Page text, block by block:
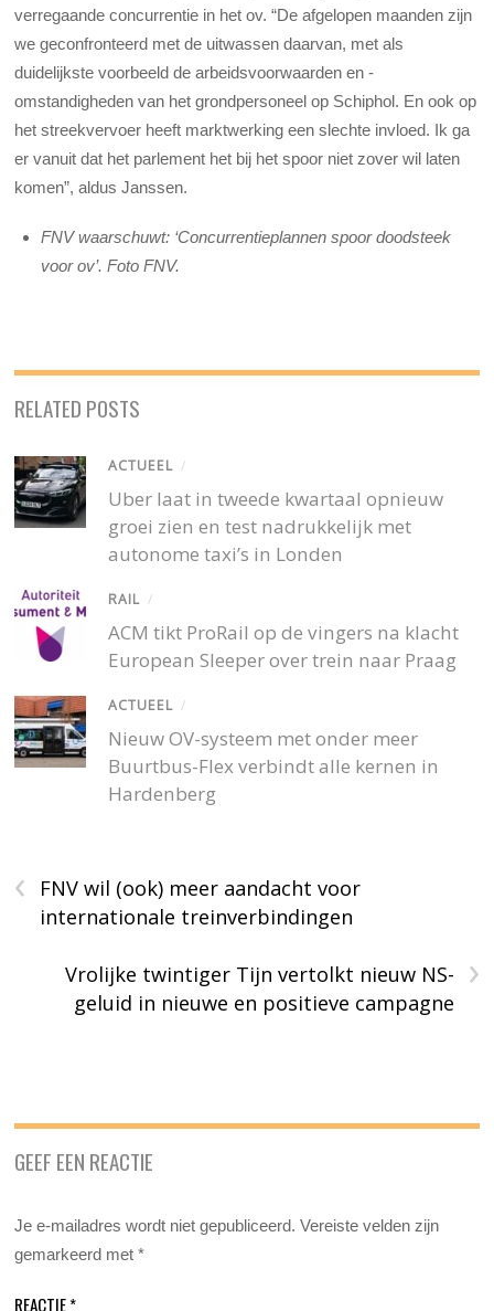
verregaande concurrentie in het ov. “De afgelopen maanden zijn
we geconfronteerd met de uitwassen daarvan, met als
duidelijkste voorbeeld de arbeidsvoorwaarden en -
omstandigheden van het grondpersoneel op Schiphol. En ook op
het streekvervoer heeft marktwerking een slechte invloed. Ik ga
er vanuit dat het parlement het bij het spoor niet zover wil laten
komen”, aldus Janssen.
FNV waarschuwt: ‘Concurrentieplannen spoor doodsteek
voor ov’. Foto FNV.
RELATED POSTS
ACTUEEL /
Uber laat in tweede kwartaal opnieuw
groei zien en test nadrukkelijk met
autonome taxi’s in Londen
RAIL /
ACM tikt ProRail op de vingers na klacht
European Sleeper over trein naar Praag
ACTUEEL /
Nieuw OV-systeem met onder meer
Buurtbus-Flex verbindt alle kernen in
Hardenberg
‹
FNV wil (ook) meer aandacht voor
internationale treinverbindingen
›
Vrolijke twintiger Tijn vertolkt nieuw NS-
geluid in nieuwe en positieve campagne
GEEF EEN REACTIE
Je e-mailadres wordt niet gepubliceerd. Vereiste velden zijn
gemarkeerd met*
REACTIE*